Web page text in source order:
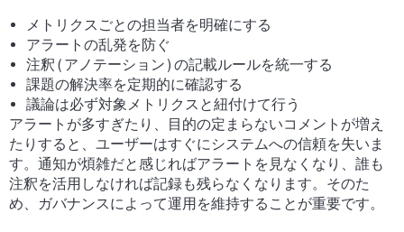
メトリクスごとの担当者を明確にする
アラートの乱発を防ぐ
注釈 ( アノテーション ) の記載ルールを統一する
課題の解決率を定期的に確認する
議論は必ず対象メトリクスと紐付けて行う
アラートが多すぎたり、目的の定まらないコメントが増え
たりすると、ユーザーはすぐにシステムへの信頼を失いま
す。通知が煩雑だと感じればアラートを見なくなり、誰も
注釈を活用しなければ記録も残らなくなります。そのた
め、ガバナンスによって運用を維持することが重要です。